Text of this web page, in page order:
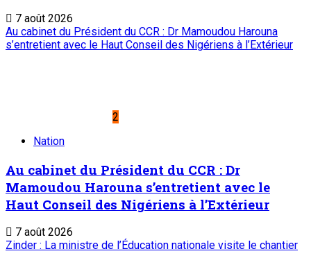
7 août 2026
Au cabinet du Président du CCR : Dr Mamoudou Harouna
s’entretient avec le Haut Conseil des Nigériens à l’Extérieur
2
Nation
Au cabinet du Président du CCR : Dr
Mamoudou Harouna s’entretient avec le
Haut Conseil des Nigériens à l’Extérieur
7 août 2026
Zinder : La ministre de l’Éducation nationale visite le chantier